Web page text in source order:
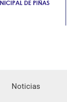
Noticias